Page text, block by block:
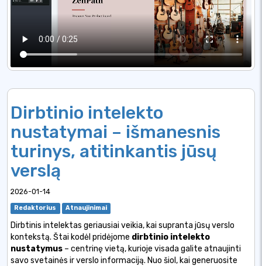
Dirbtinio intelekto
nustatymai – išmanesnis
turinys, atitinkantis jūsų
verslą
2026-01-14
Redaktorius Atnaujinimai
Dirbtinis intelektas geriausiai veikia, kai supranta jūsų verslo
kontekstą. Štai kodėl pridėjome dirbtinio intelekto
nustatymus – centrinę vietą, kurioje visada galite atnaujinti
savo svetainės ir verslo informaciją. Nuo šiol, kai generuosite